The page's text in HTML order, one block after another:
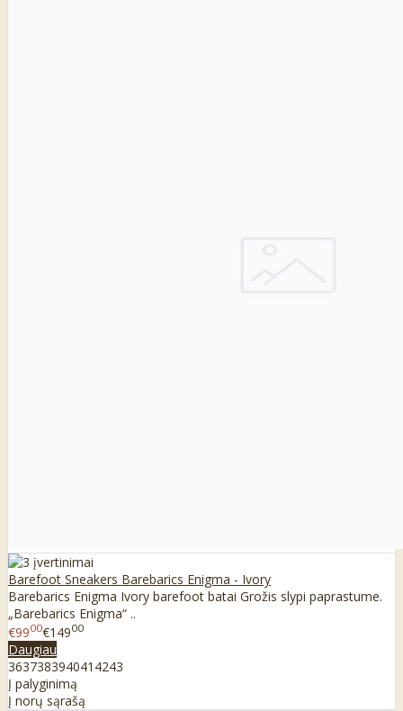
Barefoot Sneakers Barebarics Enigma - Ivory
Barebarics Enigma Ivory barefoot batai Grožis slypi paprastume.
„Barebarics Enigma“ ..
€9900€14900
Daugiau
363738394041 4243
Į palyginimą
Į norų sąrašą